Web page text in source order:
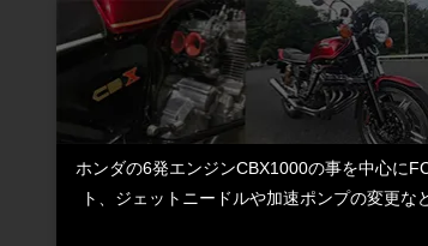
ホンダの6発エンジンCBX1000の事を中心に
ト、ジェットニードルや加速ポンプの変更